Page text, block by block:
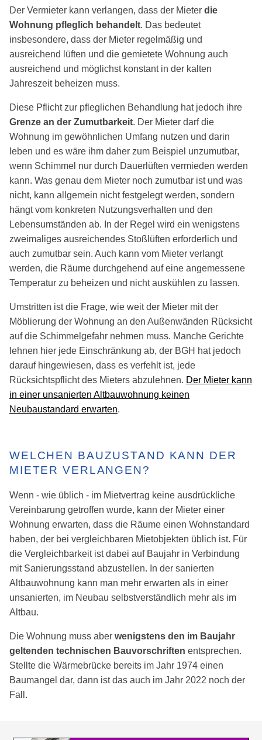
Der Vermieter kann verlangen, dass der Mieter die
Wohnung pfleglich behandelt. Das bedeutet
insbesondere, dass der Mieter regelmäßig und
ausreichend lüften und die gemietete Wohnung auch
ausreichend und möglichst konstant in der kalten
Jahreszeit beheizen muss.
Diese Pflicht zur pfleglichen Behandlung hat jedoch ihre
Grenze an der Zumutbarkeit. Der Mieter darf die
Wohnung im gewöhnlichen Umfang nutzen und darin
leben und es wäre ihm daher zum Beispiel unzumutbar,
wenn Schimmel nur durch Dauerlüften vermieden werden
kann. Was genau dem Mieter noch zumutbar ist und was
nicht, kann allgemein nicht festgelegt werden, sondern
hängt vom konkreten Nutzungsverhalten und den
Lebensumständen ab. In der Regel wird ein wenigstens
zweimaliges ausreichendes Stoßlüften erforderlich und
auch zumutbar sein. Auch kann vom Mieter verlangt
werden, die Räume durchgehend auf eine angemessene
Temperatur zu beheizen und nicht auskühlen zu lassen.
Umstritten ist die Frage, wie weit der Mieter mit der
Möblierung der Wohnung an den Außenwänden Rücksicht
auf die Schimmelgefahr nehmen muss. Manche Gerichte
lehnen hier jede Einschränkung ab, der BGH hat jedoch
darauf hingewiesen, dass es verfehlt ist, jede
Rücksichtspflicht des Mieters abzulehnen. Der Mieter kann
in einer unsanierten Altbauwohnung keinen
Neubaustandard erwarten.
WELCHEN BAUZUSTAND KANN DER
MIETER VERLANGEN?
Wenn - wie üblich - im Mietvertrag keine ausdrückliche
Vereinbarung getroffen wurde, kann der Mieter einer
Wohnung erwarten, dass die Räume einen Wohnstandard
haben, der bei vergleichbaren Mietobjekten üblich ist. Für
die Vergleichbarkeit ist dabei auf Baujahr in Verbindung
mit Sanierungsstand abzustellen. In der sanierten
Altbauwohnung kann man mehr erwarten als in einer
unsanierten, im Neubau selbstverständlich mehr als im
Altbau.
Die Wohnung muss aber wenigstens den im Baujahr
geltenden technischen Bauvorschriften entsprechen.
Stellte die Wärmebrücke bereits im Jahr 1974 einen
Baumangel dar, dann ist das auch im Jahr 2022 noch der
Fall.